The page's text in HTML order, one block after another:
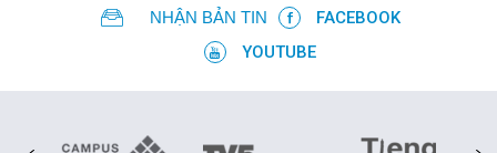
NHẬN BẢN TIN
FACEBOOK
YOUTUBE